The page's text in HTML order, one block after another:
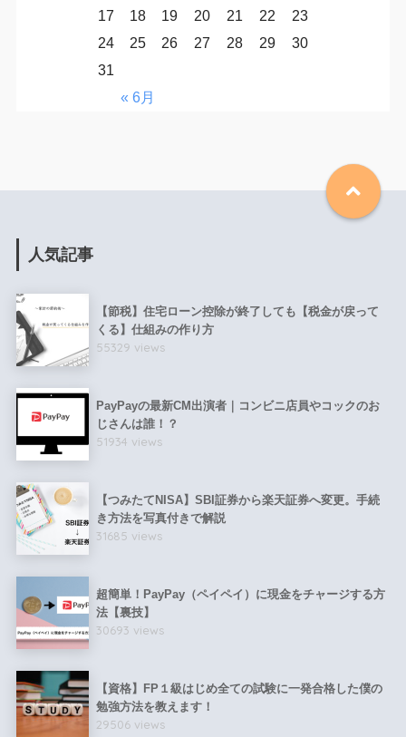
« 6月
17
18 19 20 21 22
23
24
25 26 27 28 29
30
31
人気記事
【節税】住宅ローン控除が終了しても【税金が戻って
くる】仕組みの作り方
55329 views
PayPayの最新CM出演者｜コンビニ店員やコックのお
じさんは誰！？
51934 views
【つみたてNISA】SBI証券から楽天証券へ変更。手続
き方法を写真付きで解説
31685 views
超簡単！PayPay（ペイペイ）に現金をチャージする方
法【裏技】
30693 views
【資格】FP１級はじめ全ての試験に一発合格した僕の
勉強方法を教えます！
29506 views